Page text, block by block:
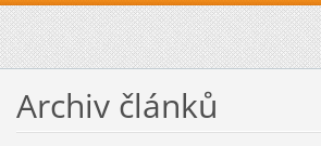
Archiv článků